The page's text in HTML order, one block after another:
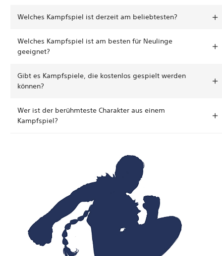
Welches Kampfspiel ist derzeit am beliebtesten?
Welches Kampfspiel ist am besten für Neulinge
geeignet?
Gibt es Kampfspiele, die kostenlos gespielt werden
können?
Wer ist der berühmteste Charakter aus einem
Kampfspiel?